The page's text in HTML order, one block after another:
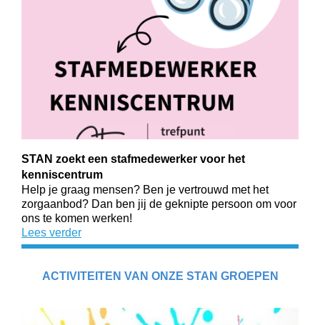
STAN zoekt een stafmedewerker voor het
kenniscentrum
Help je graag mensen? Ben je vertrouwd met het
zorgaanbod? Dan ben jij de geknipte persoon om voor
ons te komen werken!
Lees verder
ACTIVITEITEN VAN ONZE STAN GROEPEN